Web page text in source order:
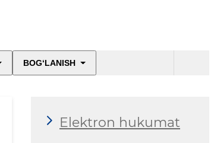
BOG‘LANISH
Elektron hukumat